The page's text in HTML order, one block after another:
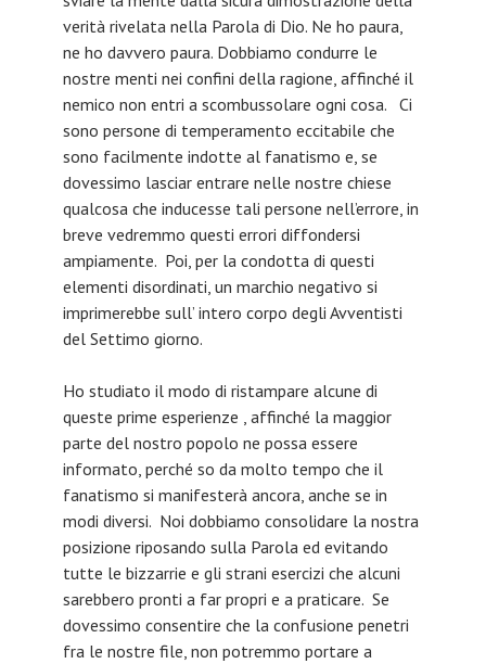
verità rivelata nella Parola di Dio. Ne ho paura,
ne ho davvero paura. Dobbiamo condurre le
nostre menti nei confini della ragione, affinché il
nemico non entri a scombussolare ogni cosa. Ci
sono persone di temperamento eccitabile che
sono facilmente indotte al fanatismo e, se
dovessimo lasciar entrare nelle nostre chiese
qualcosa che inducesse tali persone nell’errore, in
breve vedremmo questi errori diffondersi
ampiamente. Poi, per la condotta di questi
elementi disordinati, un marchio negativo si
imprimerebbe sull’ intero corpo degli Avventisti
del Settimo giorno.
Ho studiato il modo di ristampare alcune di
queste prime esperienze , affinché la maggior
parte del nostro popolo ne possa essere
informato, perché so da molto tempo che il
fanatismo si manifesterà ancora, anche se in
modi diversi. Noi dobbiamo consolidare la nostra
posizione riposando sulla Parola ed evitando
tutte le bizzarrie e gli strani esercizi che alcuni
sarebbero pronti a far propri e a praticare. Se
dovessimo consentire che la confusione penetri
fra le nostre file, non potremmo portare a